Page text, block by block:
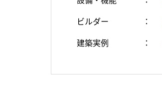
ビルダー
建築実例